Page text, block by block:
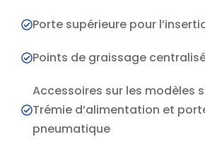
Porte supérieure pour
Points de graissage
Accessoires sur les modèles
Trémie d’alimentation et
pneumatique